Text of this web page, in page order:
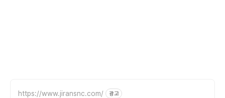
https://www.jiransnc.com/ 광고